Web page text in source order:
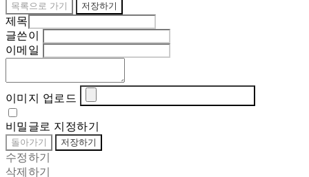
목록으로 가기 저장하기
제목
글쓴이
이메일
이미지 업로드
비밀글로 지정하기
돌아가기 저장하기
수정하기
삭제하기